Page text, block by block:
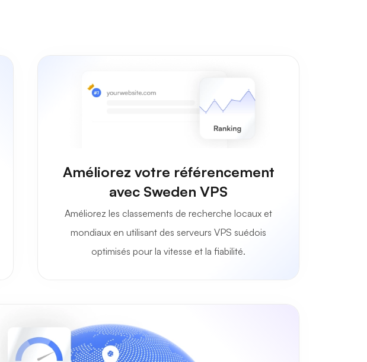
Améliorez votre référencement
avec Sweden VPS
Améliorez les classements de recherche locaux et
mondiaux en utilisant des serveurs VPS suédois
optimisés pour la vitesse et la fiabilité.